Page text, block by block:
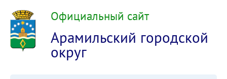
Официальный сайт
Арамильский городской
округ